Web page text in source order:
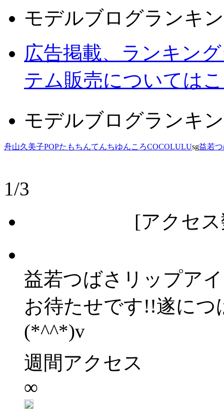
モデルブログランキ
広告掲載、ランキン
テム販売については
モデルブログランキ
舟山久美子POPたもちんてんちゆんころCOCOLULUsg益若
1/3
[アクセス
益若つばさリップア
お待たせです!!遂に
(*^^*)v
週間アクセス
∞